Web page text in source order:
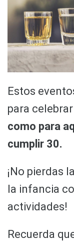
Estos
para
como para
cumplir 30.
¡No pierdas
la infancia
actividades!
Recuerda